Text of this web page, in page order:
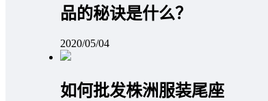
品的秘诀是什么？
2020/05/04
如何批发株洲服装尾座